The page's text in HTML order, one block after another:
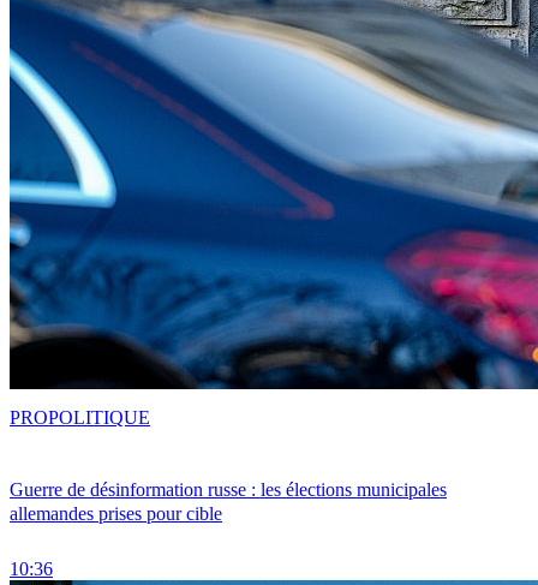
Guerre de désinformation russe : les élections municipales
allemandes prises pour cible
10:36
PROPOLITIQUE